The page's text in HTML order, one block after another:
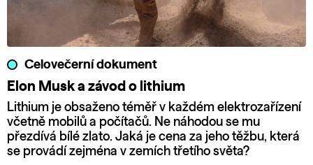
Celovečerní dokument
Elon Musk a závod o lithium
Lithium je obsaženo téměř v každém elektrozařízení
včetně mobilů a počítačů. Ne náhodou se mu
přezdívá bílé zlato. Jaká je cena za jeho těžbu, která
se provádí zejména v zemích třetího světa?